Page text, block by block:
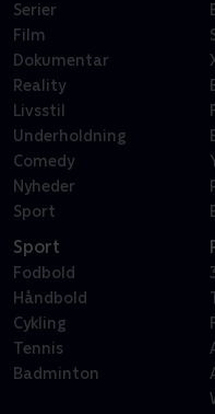
Serier
Film
Dokumentar
Reality
Livsstil
Underholdning
Comedy
Nyheder
Sport
Sport
Fodbold
Håndbold
Cykling
Tennis
Badminton